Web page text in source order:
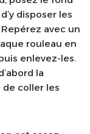
disposer les
avec un
rouleau en
enlevez-les.
la
coller les